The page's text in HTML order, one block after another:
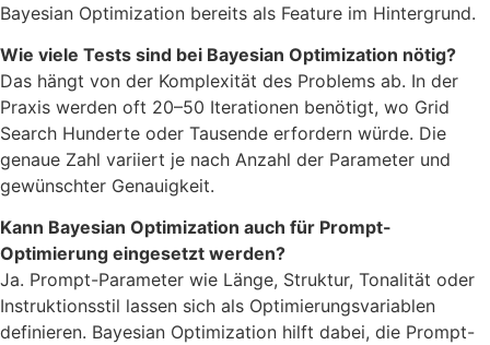
Bayesian Optimization bereits als Feature im Hintergrund.
Wie viele Tests sind bei Bayesian Optimization nötig?
Das hängt von der Komplexität des Problems ab. In der
Praxis werden oft 20–50 Iterationen benötigt, wo Grid
Search Hunderte oder Tausende erfordern würde. Die
genaue Zahl variiert je nach Anzahl der Parameter und
gewünschter Genauigkeit.
Kann Bayesian Optimization auch für Prompt-
Optimierung eingesetzt werden?
Ja. Prompt-Parameter wie Länge, Struktur, Tonalität oder
Instruktionsstil lassen sich als Optimierungsvariablen
definieren. Bayesian Optimization hilft dabei, die Prompt-